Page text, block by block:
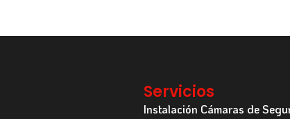
Servicios
Instalación Cámaras de